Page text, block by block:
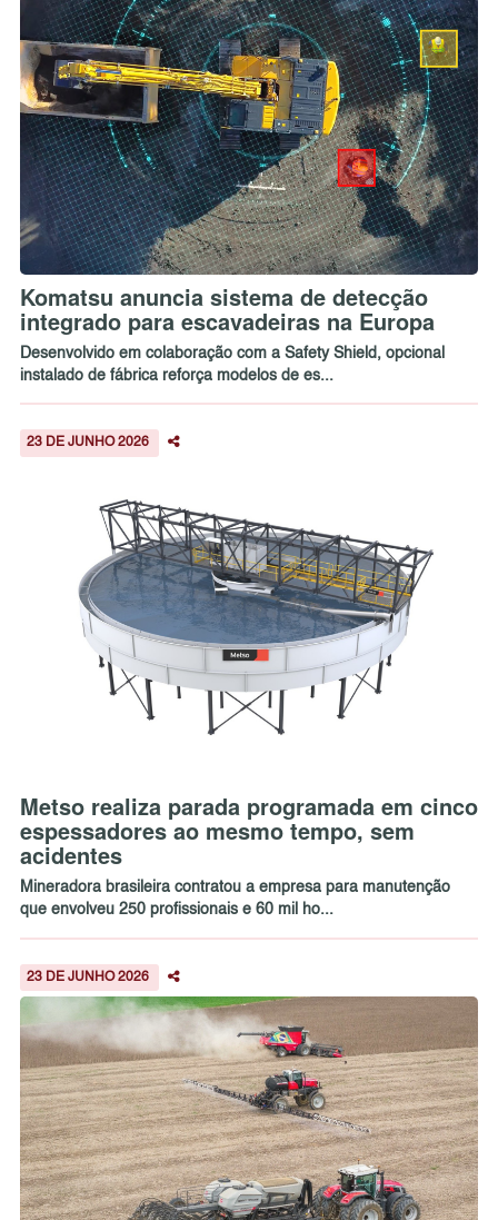
Komatsu anuncia sistema de detecção
integrado para escavadeiras na Europa
Desenvolvido em colaboração com a Safety Shield, opcional
instalado de fábrica reforça modelos de es...
23 DE JUNHO 2026
Metso realiza parada programada em cinco
espessadores ao mesmo tempo, sem
acidentes
Mineradora brasileira contratou a empresa para manutenção
que envolveu 250 profissionais e 60 mil ho...
23 DE JUNHO 2026